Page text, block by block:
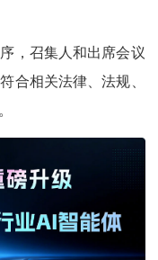
，召集人和出席会议
合相关法律、法规、